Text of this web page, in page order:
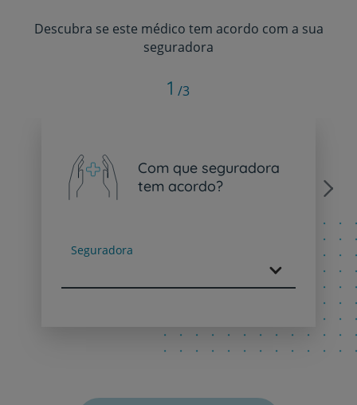
Descubra se este médico tem acordo com a sua
seguradora
Com que seguradora
tem acordo?
Seguradora
Next
1 /3